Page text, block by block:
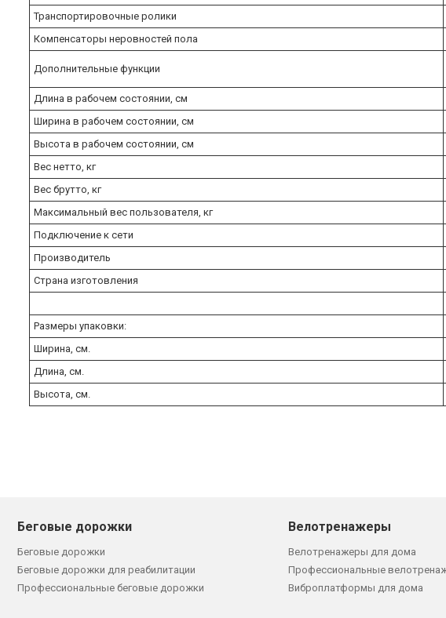
Транспортировочные ролики
Компенсаторы неровностей пола
Дополнительные функции
Длина в рабочем состоянии, см
Ширина в рабочем состоянии, см
Высота в рабочем состоянии, см
Вес нетто, кг
Вес брутто, кг
Максимальный вес пользователя, кг
Подключение к сети
Производитель
Страна изготовления
Размеры упаковки:
Ширина, см.
Длина, см.
Высота, см.
Беговые дорожки
Беговые дорожки
Беговые дорожки для реабилитации
Профессиональные беговые дорожки
Велотренажеры
Велотренажеры для дома
Профессиональные
Виброплатформы для дома